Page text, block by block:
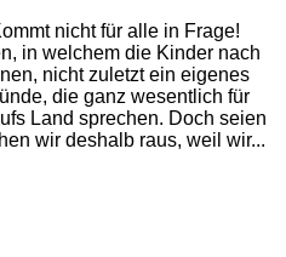
nicht für alle in Frage!
in welchem die Kinder nach
nicht zuletzt ein eigenes
die ganz wesentlich für
Land sprechen. Doch seien
wir deshalb raus, weil wir...